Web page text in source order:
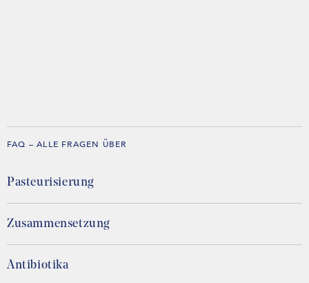
FAQ – ALLE FRAGEN ÜBER
Pasteurisierung
Zusammensetzung
Antibiotika